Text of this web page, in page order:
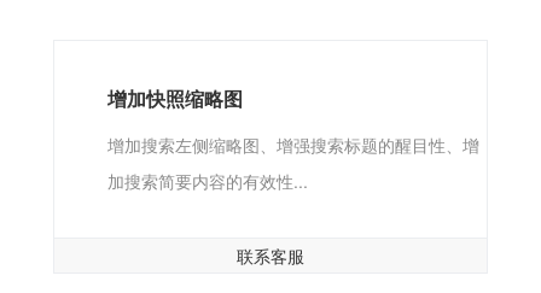
增加快照缩略图
增加搜索左侧缩略图、增强搜索标题的醒目性、增
加搜索简要内容的有效性...
联系客服